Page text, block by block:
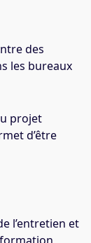
des
les bureaux
projet
d’être
l’entretien et